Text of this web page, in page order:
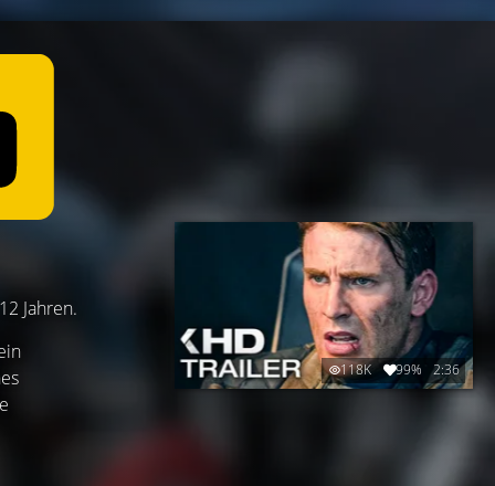
Jahren.
118K 99% 2:36